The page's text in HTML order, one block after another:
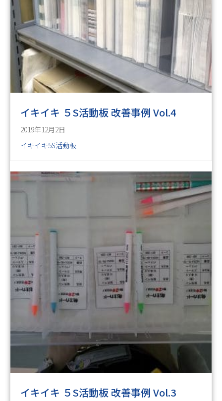
イキイキ ５S活動板 改善事例 Vol.4
2019年12月2日
イキイキ5S活動板
イキイキ ５S活動板 改善事例 Vol.3